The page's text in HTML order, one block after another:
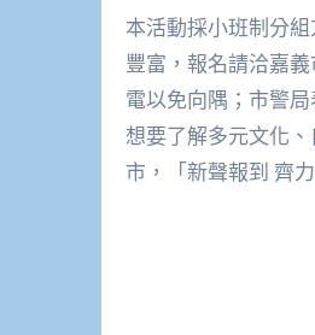
本活動採小班制分
豐富，報名請洽嘉
電以免向隅；市警
想要了解多元文化
市，「新聲報到 齊